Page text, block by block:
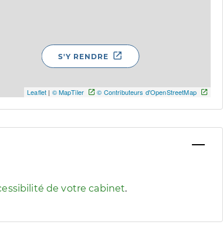
Leaflet | © MapTiler © Contributeurs d'OpenStreetMap
S'Y RENDRE
les informations d'accessibilité associées
de votre cabinet.